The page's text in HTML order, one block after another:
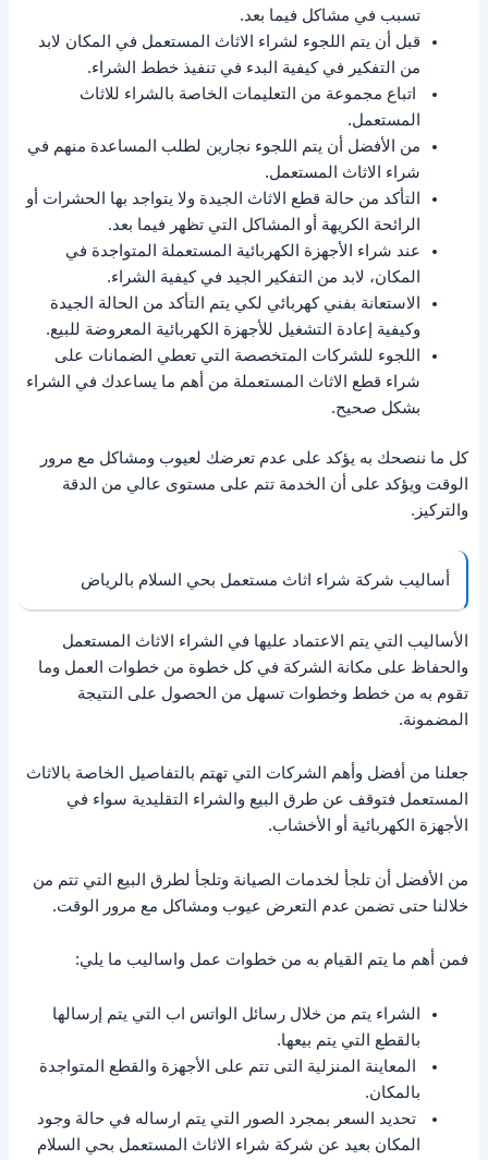
تسبب في مشاكل فيما بعد.
قبل أن يتم اللجوء لشراء الاثاث المستعمل في المكان لابد
من التفكير في كيفية البدء في تنفيذ خطط الشراء.
اتباع مجموعة من التعليمات الخاصة بالشراء للاثاث
المستعمل.
من الأفضل أن يتم اللجوء نجارين لطلب المساعدة منهم في
شراء الاثاث المستعمل.
التأكد من حالة قطع الاثاث الجيدة ولا يتواجد بها الحشرات أو
الرائحة الكريهة أو المشاكل التي تظهر فيما بعد.
عند شراء الأجهزة الكهربائية المستعملة المتواجدة في
المكان، لابد من التفكير الجيد في كيفية الشراء.
الاستعانة بفني كهربائي لكي يتم التأكد من الحالة الجيدة
وكيفية إعادة التشغيل للأجهزة الكهربائية المعروضة للبيع.
اللجوء للشركات المتخصصة التي تعطي الضمانات على
شراء قطع الاثاث المستعملة من أهم ما يساعدك في الشراء
بشكل صحيح.
كل ما ننصحك به يؤكد على عدم تعرضك لعيوب ومشاكل مع مرور
الوقت ويؤكد على أن الخدمة تتم على مستوى عالي من الدقة
والتركيز.
أساليب شركة شراء اثاث مستعمل بحي السلام بالرياض
الأساليب التي يتم الاعتماد عليها في الشراء الاثاث المستعمل
والحفاظ على مكانة الشركة في كل خطوة من خطوات العمل وما
تقوم به من خطط وخطوات تسهل من الحصول على النتيجة
المضمونة.
جعلنا من أفضل وأهم الشركات التي تهتم بالتفاصيل الخاصة بالاثاث
المستعمل فتوقف عن طرق البيع والشراء التقليدية سواء في
الأجهزة الكهربائية أو الأخشاب.
من الأفضل أن تلجأ لخدمات الصيانة وتلجأ لطرق البيع التي تتم من
خلالنا حتى تضمن عدم التعرض عيوب ومشاكل مع مرور الوقت.
فمن أهم ما يتم القيام به من خطوات عمل واساليب ما يلي:
الشراء يتم من خلال رسائل الواتس اب التي يتم إرسالها
بالقطع التي يتم بيعها.
المعاينة المنزلية التى تتم على الأجهزة والقطع المتواجدة
بالمكان.
تحديد السعر بمجرد الصور التي يتم ارساله في حالة وجود
المكان بعيد عن شركة شراء الاثاث المستعمل بحي السلام